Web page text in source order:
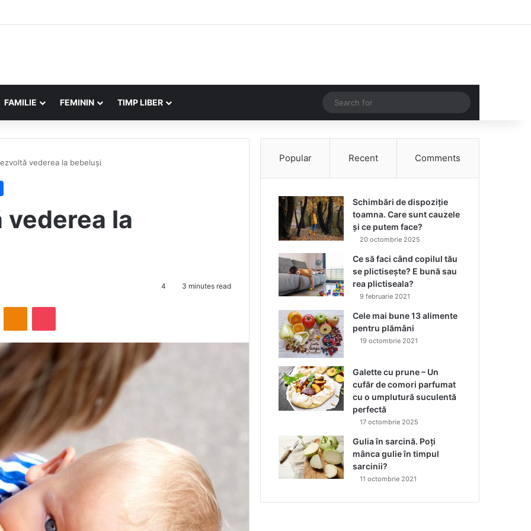
FAMILIE FEMININ TIMP LIBER Random Article
for
vederea la bebeluși
vederea la
4 3 minutes read
Popular Recent Comments
Schimbări de dispoziție
toamna. Care sunt cauzele
și ce putem face?
20 octombrie 2025
Ce să faci când copilul tău
se plictisește? E bună sau
rea plictiseala?
9 februarie 2021
Cele mai bune 13 alimente
pentru plămâni
19 octombrie 2021
Galette cu prune – Un
cufăr de comori parfumat
cu o umplutură suculentă
perfectă
17 octombrie 2025
Gulia în sarcină. Poți
mânca gulie în timpul
sarcinii?
11 octombrie 2021